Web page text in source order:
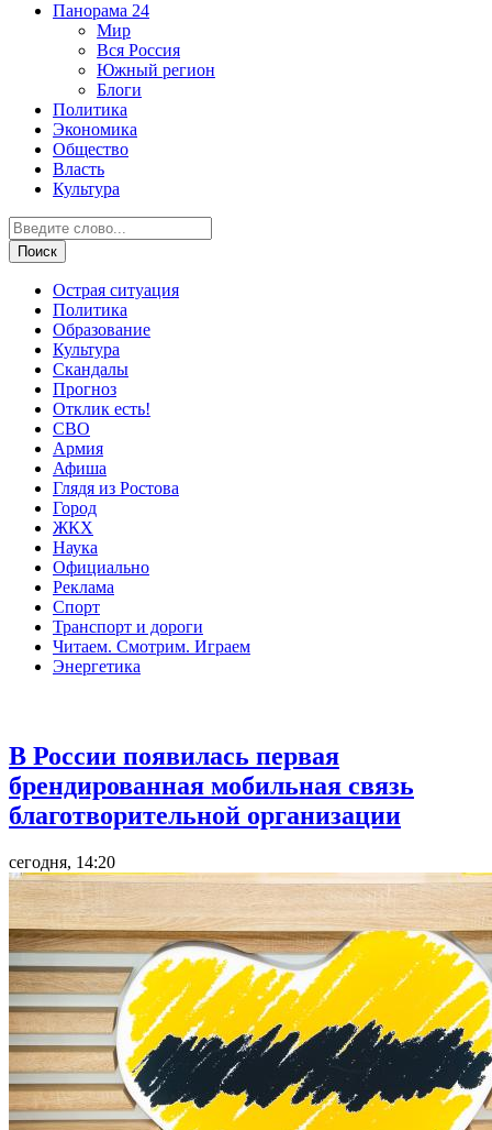
Панорама 24
Мир
Вся Россия
Южный регион
Блоги
Политика
Экономика
Общество
Власть
Культура
Острая ситуация
Политика
Образование
Культура
Скандалы
Прогноз
Отклик есть!
СВО
Армия
Афиша
Глядя из Ростова
Город
ЖКХ
Наука
Официально
Реклама
Спорт
Транспорт и дороги
Читаем. Смотрим. Играем
Энергетика
В России появилась первая
брендированная мобильная связь
благотворительной организации
сегодня, 14:20